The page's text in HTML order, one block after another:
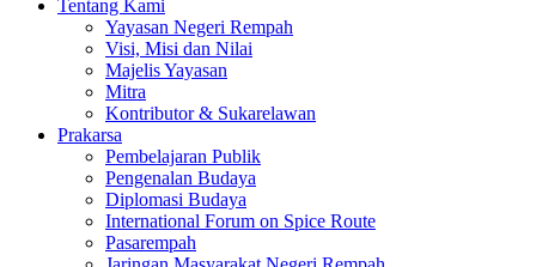
Tentang Kami
Yayasan Negeri Rempah
Visi, Misi dan Nilai
Majelis Yayasan
Mitra
Kontributor & Sukarelawan
Prakarsa
Pembelajaran Publik
Pengenalan Budaya
Diplomasi Budaya
International Forum on Spice Route
Pasarempah